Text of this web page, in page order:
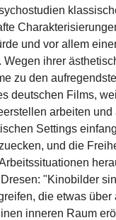
und vor allem
ihrer
zu den
deutschen Films,
arbeiten und
Settings
und die
"Kinobilder
die etwas über
inneren Raum